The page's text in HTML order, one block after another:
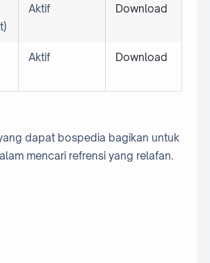
Aktif Download
Aktif Download
dapat bospedia bagikan untuk
mencari refrensi yang relafan.